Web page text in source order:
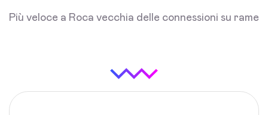
Più veloce a Roca vecchia delle connessioni su rame